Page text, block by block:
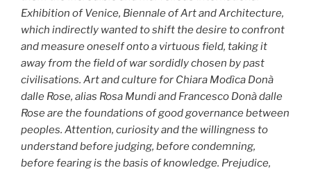
Exhibition of Venice, Biennale of Art and Architecture,
which indirectly wanted to shift the desire to confront
and measure oneself onto a virtuous field, taking it
away from the field of war sordidly chosen by past
civilisations. Art and culture for Chiara Modìca Donà
dalle Rose, alias Rosa Mundi and Francesco Donà dalle
Rose are the foundations of good governance between
peoples. Attention, curiosity and the willingness to
understand before judging, before condemning,
before fearing is the basis of knowledge. Prejudice,